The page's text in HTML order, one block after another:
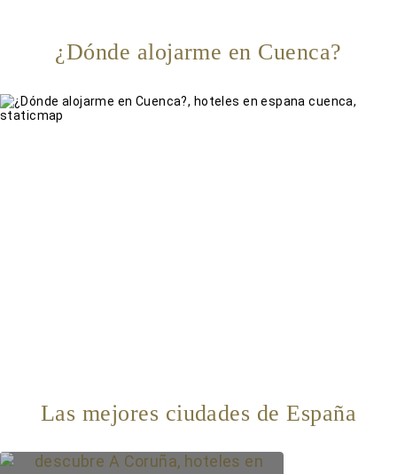
¿Dónde alojarme en Cuenca?
Las mejores ciudades de España